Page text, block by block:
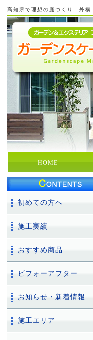
高知県で理想の庭づくり 外構
HOME
初めての方へ
施工実績
おすすめ商品
ビフォーアフター
お知らせ・新着情報
施工エリア